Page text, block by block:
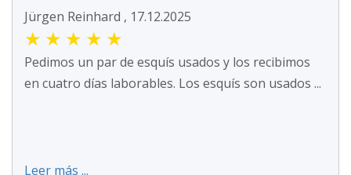
Jürgen Reinhard , 17.12.2025
★ ★ ★ ★ ★
Pedimos un par de esquís usados y los recibimos
en cuatro días laborables. Los esquís son usados ...
Leer más ...